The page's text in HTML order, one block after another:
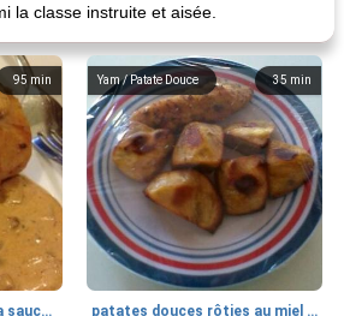
la classe instruite et aisée.
95 min
paprika huhn (poulet à la sauce paprika).
35 min
Yam / Patate Douce
patates douces rôties au miel / kumara